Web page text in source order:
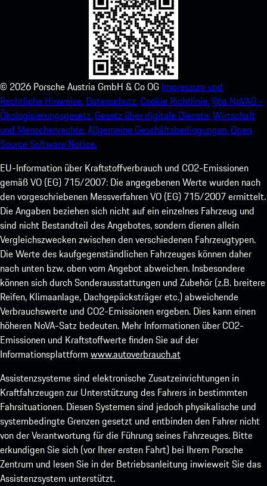
© 2026 Porsche Austria GmbH & Co OG Impressum und
Rechtliche Hinweise. Datenschutz.Cookie Richtlinie.§6a NoVAG -
Ökologisierungsgesetz.Gesetz über digitale Dienste.Wirtschaft
und Menschenrechte.Allgemeine Geschäftsbedingungen.Open
Source Software Notice.
EU-Information über Kraftstoffverbrauch und CO2-Emissionen
gemäß VO (EG) 715/2007: Die angegebenen Werte wurden nach
den vorgeschriebenen Messverfahren VO (EG) 715/2007 ermittelt.
Die Angaben beziehen sich nicht auf ein einzelnes Fahrzeug und
sind nicht Bestandteil des Angebotes, sondern dienen allein
Vergleichszwecken zwischen den verschiedenen Fahrzeugtypen.
Die Werte des kaufgegenständlichen Fahrzeuges können daher
nach unten bzw. oben vom Angebot abweichen. Insbesondere
können sich durch Sonderausstattungen und Zubehör (z.B. breitere
Reifen, Klimaanlage, Dachgepäcksträger etc.) abweichende
Verbrauchswerte und CO2-Emissionen ergeben. Dies kann einen
höheren NoVA-Satz bedeuten. Mehr Informationen über CO2-
Emissionen und Kraftstoffwerte finden Sie auf der
Informationsplattform www.autoverbrauch.at
Assistenzsysteme sind elektronische Zusatzeinrichtungen in
Kraftfahrzeugen zur Unterstützung des Fahrers in bestimmten
Fahrsituationen. Diesen Systemen sind jedoch physikalische und
systembedingte Grenzen gesetzt und entbinden den Fahrer nicht
von der Verantwortung für die Führung seines Fahrzeuges. Bitte
erkundigen Sie sich (vor Ihrer ersten Fahrt) bei Ihrem Porsche
Zentrum und lesen Sie in der Betriebsanleitung inwieweit Sie das
Assistenzsystem unterstützt.